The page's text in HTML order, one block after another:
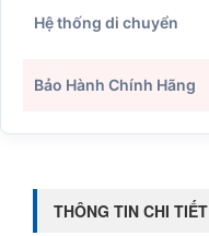
Hệ thống di chuyển
Bảo Hành Chính Hãng
THÔNG TIN CHI TIẾT